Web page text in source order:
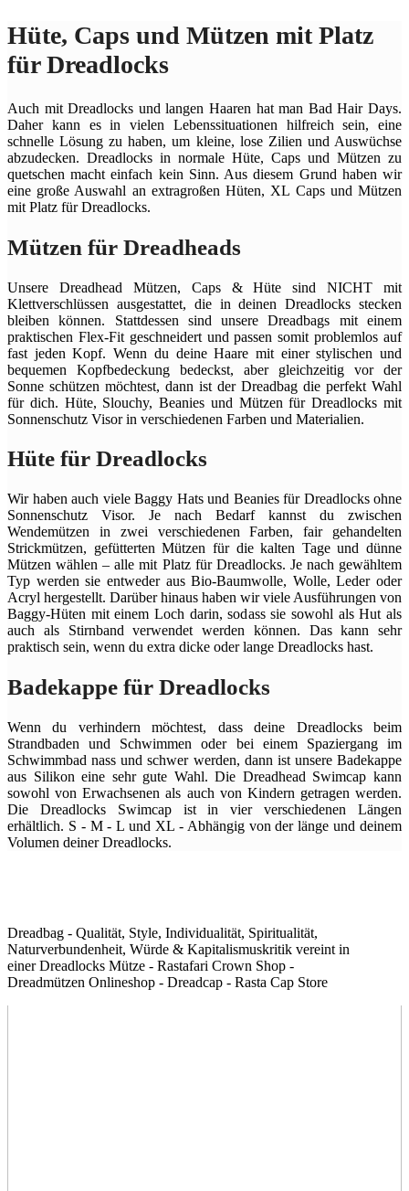
Hüte, Caps und Mützen mit Platz
für Dreadlocks
Auch mit Dreadlocks und langen Haaren hat man Bad Hair Days.
Daher kann es in vielen Lebenssituationen hilfreich sein, eine
schnelle Lösung zu haben, um kleine, lose Zilien und Auswüchse
abzudecken. Dreadlocks in normale Hüte, Caps und Mützen zu
quetschen macht einfach kein Sinn. Aus diesem Grund haben wir
eine große Auswahl an extragroßen Hüten, XL Caps und Mützen
mit Platz für Dreadlocks.
Mützen für Dreadheads
Unsere Dreadhead Mützen, Caps & Hüte sind NICHT mit
Klettverschlüssen ausgestattet, die in deinen Dreadlocks stecken
bleiben können. Stattdessen sind unsere Dreadbags mit einem
praktischen Flex-Fit geschneidert und passen somit problemlos auf
fast jeden Kopf. Wenn du deine Haare mit einer stylischen und
bequemen Kopfbedeckung bedeckst, aber gleichzeitig vor der
Sonne schützen möchtest, dann ist der Dreadbag die perfekt Wahl
für dich. Hüte, Slouchy, Beanies und Mützen für Dreadlocks mit
Sonnenschutz Visor in verschiedenen Farben und Materialien.
Hüte für Dreadlocks
Wir haben auch viele Baggy Hats und Beanies für Dreadlocks ohne
Sonnenschutz Visor. Je nach Bedarf kannst du zwischen
Wendemützen in zwei verschiedenen Farben, fair gehandelten
Strickmützen, gefütterten Mützen für die kalten Tage und dünne
Mützen wählen – alle mit Platz für Dreadlocks. Je nach gewähltem
Typ werden sie entweder aus Bio-Baumwolle, Wolle, Leder oder
Acryl hergestellt. Darüber hinaus haben wir viele Ausführungen von
Baggy-Hüten mit einem Loch darin, sodass sie sowohl als Hut als
auch als Stirnband verwendet werden können. Das kann sehr
praktisch sein, wenn du extra dicke oder lange Dreadlocks hast.
Badekappe für Dreadlocks
Wenn du verhindern möchtest, dass deine Dreadlocks beim
Strandbaden und Schwimmen oder bei einem Spaziergang im
Schwimmbad nass und schwer werden, dann ist unsere Badekappe
aus Silikon eine sehr gute Wahl. Die Dreadhead Swimcap kann
sowohl von Erwachsenen als auch von Kindern getragen werden.
Die Dreadlocks Swimcap ist in vier verschiedenen Längen
erhältlich. S - M - L und XL - Abhängig von der länge und deinem
Volumen deiner Dreadlocks.
Dreadbag - Qualität, Style, Individualität, Spiritualität,
Naturverbundenheit, Würde & Kapitalismuskritik vereint in
einer Dreadlocks Mütze - Rastafari Crown Shop -
Dreadmützen Onlineshop - Dreadcap - Rasta Cap Store